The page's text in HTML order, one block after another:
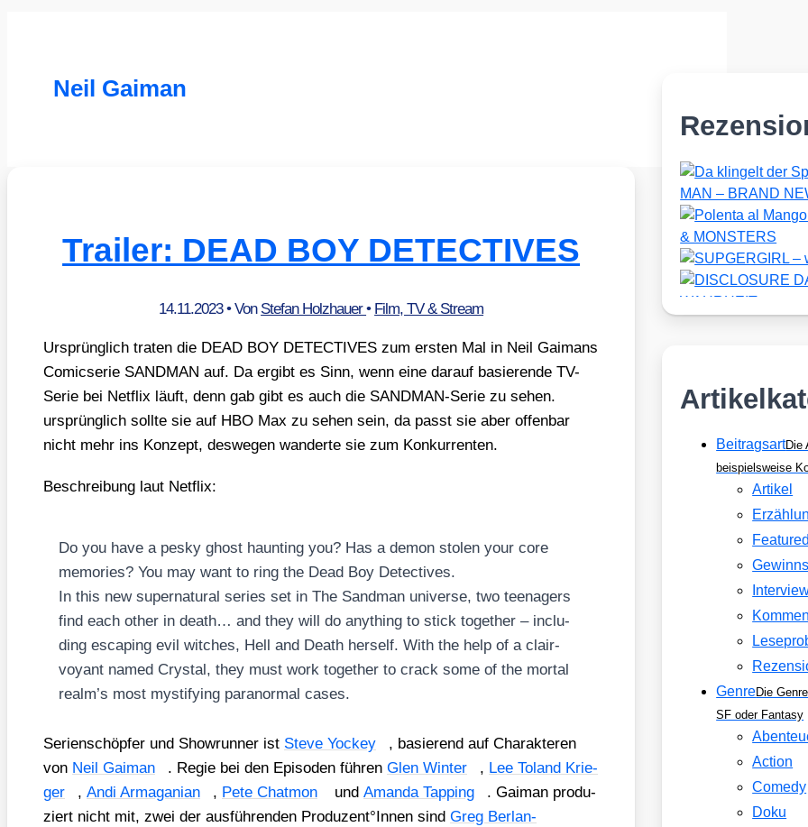
Neil Gaiman
Trailer: DEAD BOY DETECTIVES
14.11.2023• Von Stefan Holzhauer• Film, TV & Stream
Ursprüng­lich tra­ten die DEAD BOY DETECTIVES zum ers­ten Mal in Neil Gai­mans
Comic­se­rie SANDMAN auf. Da ergibt es Sinn, wenn eine dar­auf basie­ren­de TV-
Serie bei Net­flix läuft, denn gab gibt es auch die SAND­MAN-Serie zu sehen.
ursprüng­lich soll­te sie auf HBO Max zu sehen sein, da passt sie aber offen­bar
nicht mehr ins Kon­zept, des­we­gen wan­der­te sie zum Kon­kur­ren­ten.
Beschrei­bung laut Net­flix:
Do you have a pes­ky ghost haun­ting you? Has a demon sto­len your core
memo­ries? You may want to ring the Dead Boy Detec­ti­ves.
In this new super­na­tu­ral series set in The Sand­man uni­ver­se, two teen­agers
find each other in death… and they will do any­thing to stick tog­e­ther – inclu­
ding esca­ping evil wit­ches, Hell and Death hers­elf. With the help of a clair­
voy­ant named Crys­tal, they must work tog­e­ther to crack some of the mor­tal
realm’s most mys­ti­fy­ing para­nor­mal cases.
Seri­en­schöp­fer und Show­run­ner ist Ste­ve Yockey
, basie­rend auf Cha­rak­te­ren
von Neil Gai­man . Regie bei den Epi­so­den füh­ren Glen Win­ter , Lee Toland Krie­
ger
, Andi Arma­ga­ni­an , Pete Chat­mon und Aman­da Tap­ping
. Gai­man pro­du­
ziert nicht mit, zwei der aus­füh­ren­den Produzent°Innen sind Greg Ber­lan­
BeitragsartDie
beispielsweise
Artikel
GenreDie
SF oder Fantasy
Action
Comedy
Doku